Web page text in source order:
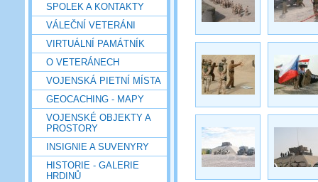
SPOLEK A KONTAKTY
VÁLEČNÍ VETERÁNI
VIRTUÁLNÍ PAMÁTNÍK
O VETERÁNECH
VOJENSKÁ PIETNÍ MÍSTA
GEOCACHING - MAPY
VOJENSKÉ OBJEKTY A
PROSTORY
INSIGNIE A SUVENYRY
HISTORIE - GALERIE
HRDINŮ